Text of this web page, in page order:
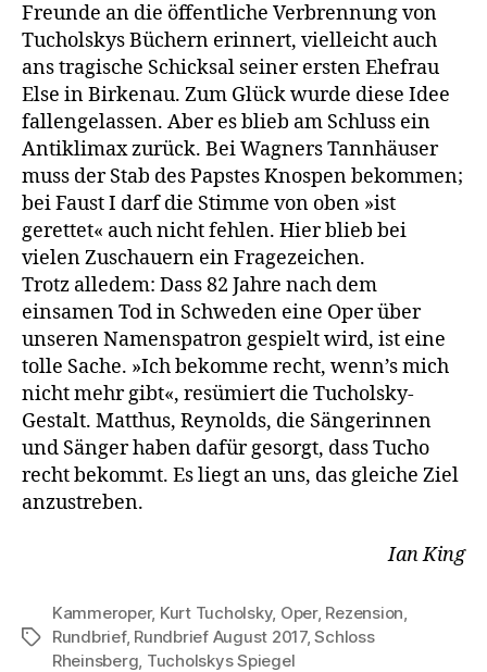
Freunde an die öffentliche Verbrennung von
Tucholskys Büchern erinnert, vielleicht auch
ans tragische Schicksal seiner ersten Ehefrau
Else in Birkenau. Zum Glück wurde diese Idee
fallengelassen. Aber es blieb am Schluss ein
Antiklimax zurück. Bei Wagners Tannhäuser
muss der Stab des Papstes Knospen bekommen;
bei Faust I darf die Stimme von oben »ist
gerettet« auch nicht fehlen. Hier blieb bei
vielen Zuschauern ein Fragezeichen.
Trotz alledem: Dass 82 Jahre nach dem
einsamen Tod in Schweden eine Oper über
unseren Namenspatron gespielt wird, ist eine
tolle Sache. »Ich bekomme recht, wenn’s mich
nicht mehr gibt«, resümiert die Tucholsky-
Gestalt. Matthus, Reynolds, die Sängerinnen
und Sänger haben dafür gesorgt, dass Tucho
recht bekommt. Es liegt an uns, das gleiche Ziel
anzustreben.
Ian King
Schlagwörter
Kammeroper, Kurt Tucholsky, Oper, Rezension
Rundbrief, Rundbrief August 2017,Schloss
Rheinsberg Tucholskys Spiegel